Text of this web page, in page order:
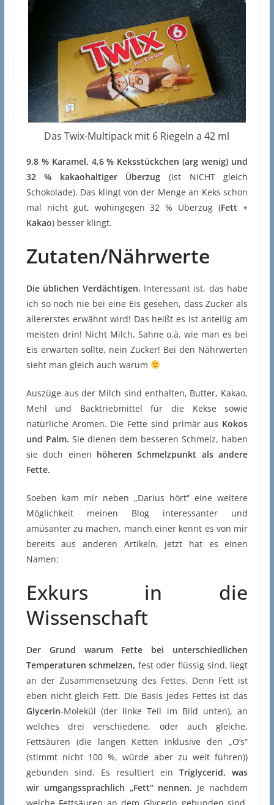
Das Twix-Multipack mit 6 Riegeln a 42 ml
9,8 % Karamel, 4,6 % Keksstückchen (arg wenig) und
32 % kakaohaltiger Überzug (ist NICHT gleich
Schokolade). Das klingt von der Menge an Keks schon
mal nicht gut, wohingegen 32 % Überzug (Fett +
Kakao) besser klingt.
Zutaten/Nährwerte
Die üblichen Verdächtigen. Interessant ist, das habe
ich so noch nie bei eine Eis gesehen, dass Zucker als
allererstes erwähnt wird! Das heißt es ist anteilig am
meisten drin! Nicht Milch, Sahne o.ä. wie man es bei
Eis erwarten sollte, nein Zucker! Bei den Nährwerten
sieht man gleich auch warum
Auszüge aus der Milch sind enthalten, Butter, Kakao,
Mehl und Backtriebmittel für die Kekse sowie
natürliche Aromen. Die Fette sind primär aus Kokos
und Palm. Sie dienen dem besseren Schmelz, haben
sie doch einen höheren Schmelzpunkt als andere
Fette.
Soeben kam mir neben „Darius hört“ eine weitere
Möglichkeit meinen Blog interessanter und
amüsanter zu machen, manch einer kennt es von mir
bereits aus anderen Artikeln, jetzt hat es einen
Namen:
Exkurs in die
Wissenschaft
Der Grund warum Fette bei unterschiedlichen
Temperaturen schmelzen, fest oder flüssig sind, liegt
an der Zusammensetzung des Fettes. Denn Fett ist
eben nicht gleich Fett. Die Basis jedes Fettes ist das
Glycerin-Molekül (der linke Teil im Bild unten), an
welches drei verschiedene, oder auch gleiche,
Fettsäuren (die langen Ketten inklusive den „O’s“
(stimmt nicht 100 %, würde aber zu weit führen))
gebunden sind. Es resultiert einTriglycerid, was
wir umgangssprachlich „Fett“ nennen. Je nachdem